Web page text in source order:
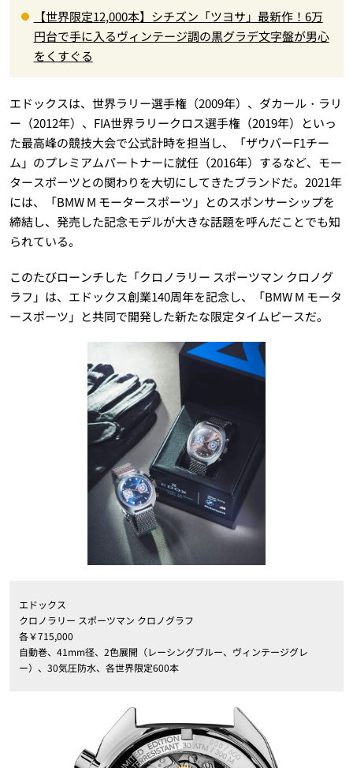
【世界限定12,000本】シチズン「ツヨサ」最新作！6万
円台で手に入るヴィンテージ調の黒グラデ文字盤が男心
をくすぐる
エドックスは、世界ラリー選手権（2009年）、ダカール・ラリ
ー（2012年）、FIA世界ラリークロス選手権（2019年）といっ
た最高峰の競技大会で公式計時を担当し、「ザウバーF1チー
ム」のプレミアムパートナーに就任（2016年）するなど、モー
タースポーツとの関わりを大切にしてきたブランドだ。2021年
には、「BMW M モータースポーツ」とのスポンサーシップを
締結し、発売した記念モデルが大きな話題を呼んだことでも知
られている。
このたびローンチした「クロノラリー スポーツマン クロノグ
ラフ」は、エドックス創業140周年を記念し、「BMW M モータ
ースポーツ」と共同で開発した新たな限定タイムピースだ。
エドックス
クロノラリー スポーツマン クロノグラフ
各￥715,000
自動巻、41mm径、2色展開（レーシングブルー、ヴィンテージグレ
ー）、30気圧防水、各世界限定600本